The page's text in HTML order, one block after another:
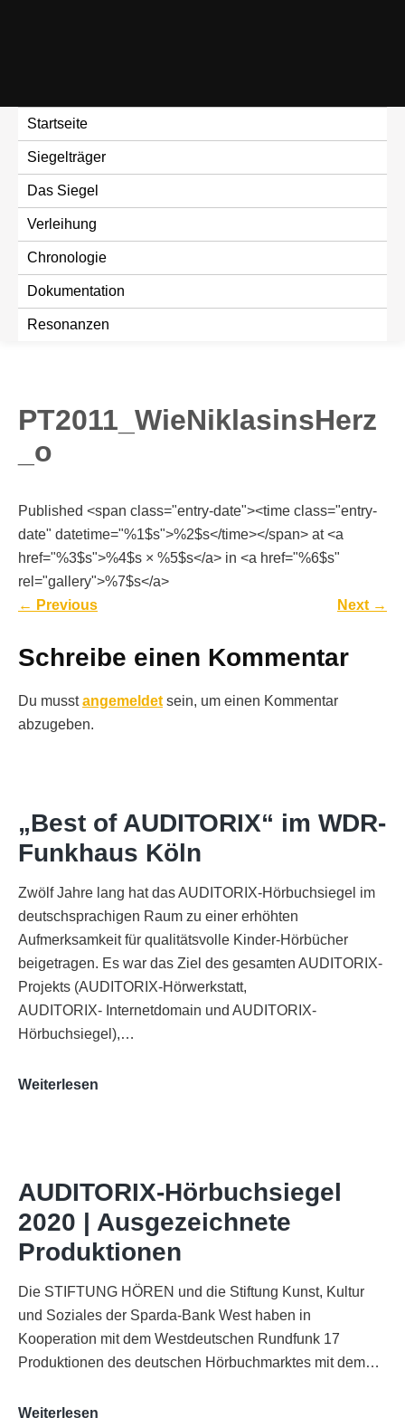
Startseite
Siegelträger
Das Siegel
Verleihung
Chronologie
Dokumentation
Resonanzen
PT2011_WieNiklasinsHerz
_o
Published <span class="entry-date"><time class="entry-
date" datetime="%1$s">%2$s</time></span> at <a
href="%3$s">%4$s × %5$s</a> in <a href="%6$s"
rel="gallery">%7$s</a>
← Previous Next →
Schreibe einen Kommentar
Du musstangemeldet sein, um einen Kommentar
abzugeben.
„Best of AUDITORIX“ im WDR-
Funkhaus Köln
Zwölf Jahre lang hat das AUDITORIX-Hörbuchsiegel im
deutschsprachigen Raum zu einer erhöhten
Aufmerksamkeit für qualitätsvolle Kinder-Hörbücher
beigetragen. Es war das Ziel des gesamten AUDITORIX-
Projekts (AUDITORIX-Hörwerkstatt,
AUDITORIX- Internetdomain und AUDITORIX-
Hörbuchsiegel),…
Weiterlesen
Funkhaus
Köln
AUDITORIX-Hörbuchsiegel
2020 | Ausgezeichnete
Produktionen
Die STIFTUNG HÖREN und die Stiftung Kunst, Kultur
und Soziales der Sparda-Bank West haben in
Kooperation mit dem Westdeutschen Rundfunk 17
Produktionen des deutschen Hörbuchmarktes mit dem…
Weiterlesen